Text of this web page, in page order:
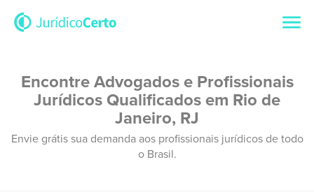
Encontre Advogados e Profissionais
Jurídicos Qualificados em Rio de
Janeiro, RJ
Envie grátis sua demanda aos profissionais jurídicos de todo
o Brasil.